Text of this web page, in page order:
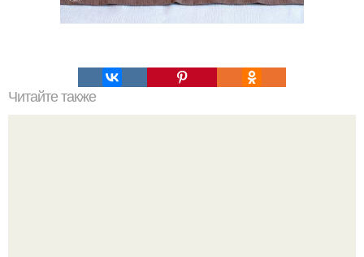
Читайте также